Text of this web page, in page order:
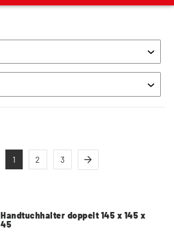
1 2 3
Handtuchhalter doppelt 145 x 145 x
45